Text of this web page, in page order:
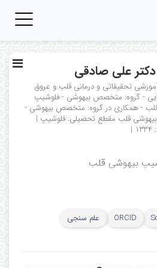
دکتر علی صادقی
تحقیقاتی و درمانی قلب و عروق
- گروه: متخصص بیهوشی - فلوشیپ
- همکاری در گروه: متخصص بیهوشی -
قلب مقطع تحصیلی: فلوشیپ |
|
بیهوشی قلب
ORCID
علم سنجی